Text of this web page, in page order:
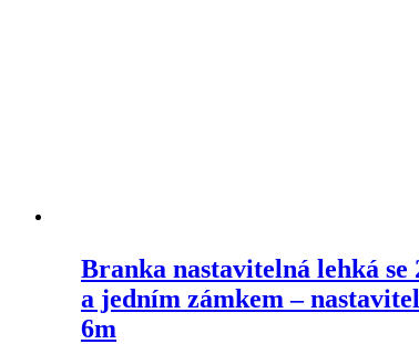
Branka nastavitelná lehká se
a jedním zámkem –
6m